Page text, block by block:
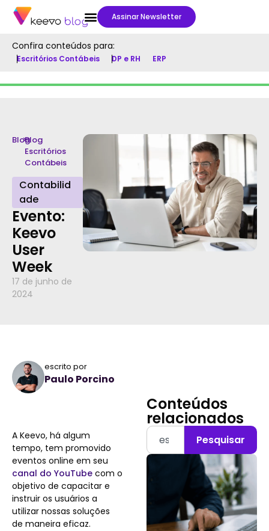
Assinar Newsletter
Confira conteúdos para:
Escritórios Contábeis DP e RH ERP
Blog
>Blog
Escritórios
Contábeis
Contabilid
ade
Evento:
Keevo
User
Week
17 de junho de
2024
escrito por
Paulo Porcino
A Keevo, há algum
tempo, tem promovido
eventos online em seu
canal do YouTube com o
objetivo de capacitar e
instruir os usuários a
utilizar nossas soluções
de maneira eficaz.
Conteúdos
relacionados
Pesquisar